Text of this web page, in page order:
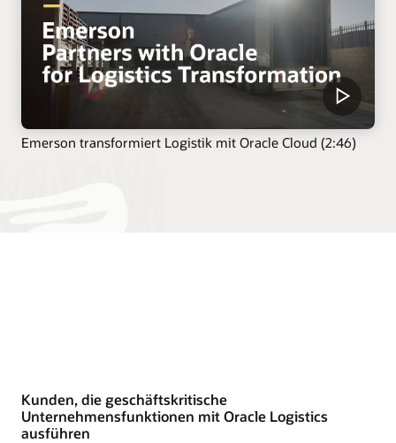
Emerson transformiert Logistik mit Oracle Cloud (2:46)
Kunden, die geschäftskritische
Unternehmensfunktionen mit Oracle Logistics
ausführen